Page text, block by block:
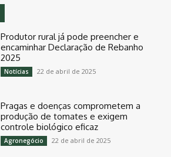
Produtor rural já pode preencher e
encaminhar Declaração de Rebanho
2025
Notícias 22 de abril de 2025
Pragas e doenças comprometem a
produção de tomates e exigem
controle biológico eficaz
Agronegócio 22 de abril de 2025